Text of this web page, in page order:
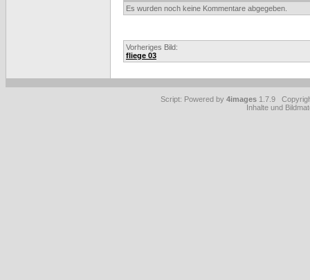
Es wurden noch keine Kommentare abgegeben.
Vorheriges Bild:
fliege 03
Script: Powered by 4images 1.7.9
Inhalte und